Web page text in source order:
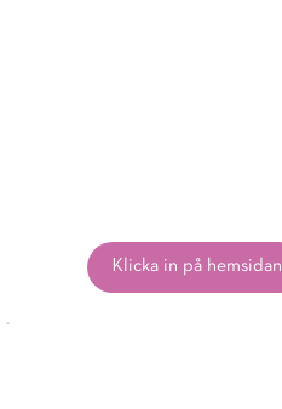
Klicka in på hemsidan